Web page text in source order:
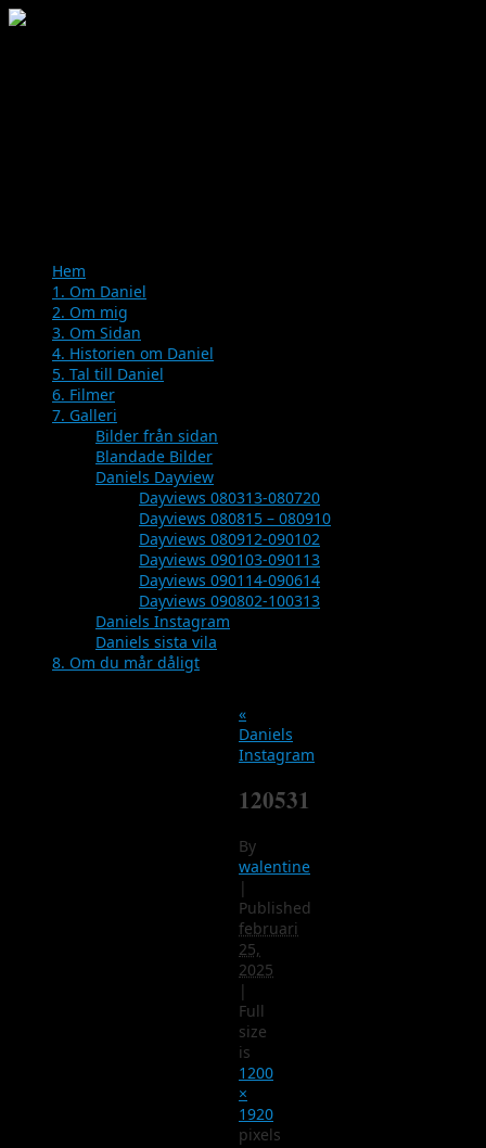
content
Hem
1. Om Daniel
2. Om mig
3. Om Sidan
4. Historien om Daniel
5. Tal till Daniel
6. Filmer
7. Galleri
Bilder från sidan
Blandade Bilder
Daniels Dayview
Dayviews 080313-080720
Dayviews 080815 – 080910
Dayviews 080912-090102
Dayviews 090103-090113
Dayviews 090114-090614
Dayviews 090802-100313
Daniels Instagram
Daniels sista vila
8. Om du mår dåligt
«
Daniels
Instagram
120531
By
walentine
|
Published
februari
25,
2025
|
Full
size
is
1200
×
1920
pixels